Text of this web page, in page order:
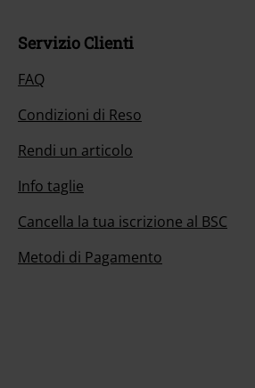
Servizio Clienti
FAQ
Condizioni di Reso
Rendi un articolo
Info taglie
Cancella la tua iscrizione al BSC
Metodi di Pagamento